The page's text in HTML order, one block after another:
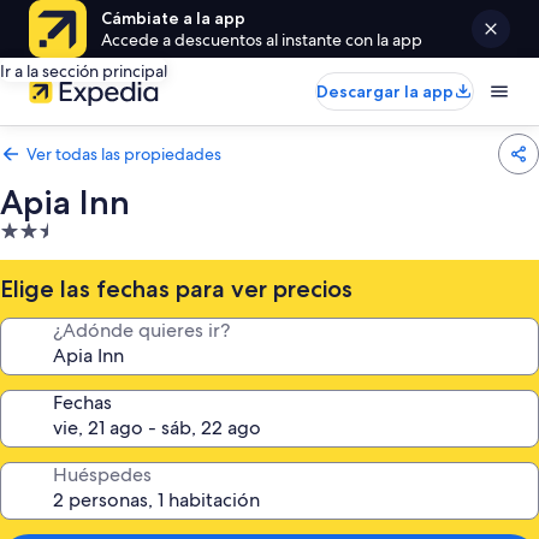
Cámbiate a la app
Accede a descuentos al instante con la app
Ir a la sección principal
Descargar la app
Ver todas las propiedades
Apia Inn
Propiedad
de
2.5
estrellas
Elige las fechas para ver precios
¿Adónde quieres ir?
Fechas
Huéspedes